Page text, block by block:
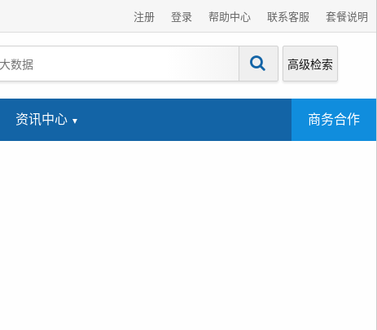
注册 登录 帮助中心 联系客服 套餐说明
高级检索
资讯中心 商务合作